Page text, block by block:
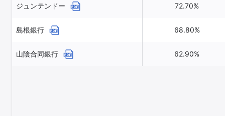
ジュンテンドー 72.70%
島根銀行 68.80%
山陰合同銀行 62.90%